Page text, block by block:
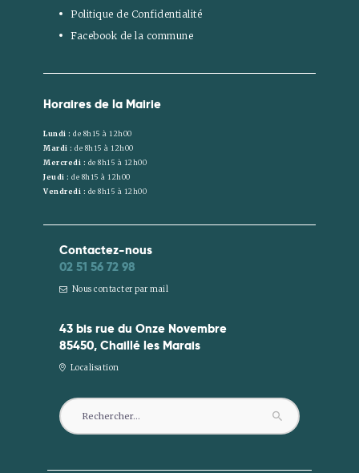
Politique de Confidentialité
Facebook de la commune
Horaires de la Mairie
Lundi : de 8h15 à 12h00
Mardi : de 8h15 à 12h00
Mercredi : de 8h15 à 12h00
Jeudi : de 8h15 à 12h00
Vendredi : de 8h15 à 12h00
Contactez-nous
02 51 56 72 98
Nous contacter par mail
43 bis rue du Onze Novembre
85450, Chaillé les Marais
Localisation
Rechercher :